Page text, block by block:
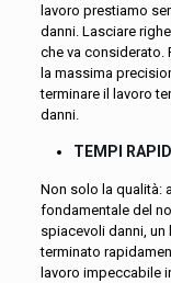
lavoro prestiamo
danni. Lasciare
che va considerato.
la massima
terminare il lavoro
danni.
TEMPI RAPIDI
Non solo la qualità:
fondamentale del
spiacevoli danni,
terminato
lavoro impeccabile